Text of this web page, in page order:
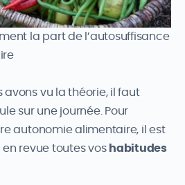
la part de l’autosuffisance
avons vu la théorie, il faut
sur une journée. Pour
autonomie alimentaire, il est
revue toutes vos habitudes